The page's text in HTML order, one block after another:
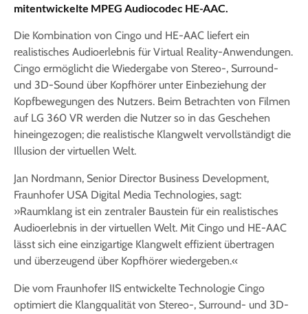
mitentwickelte MPEG Audiocodec HE-AAC.
Die Kombination von Cingo und HE-AAC liefert ein
realistisches Audioerlebnis für Virtual Reality-Anwendungen.
Cingo ermöglicht die Wiedergabe von Stereo-, Surround-
und 3D-Sound über Kopfhörer unter Einbeziehung der
Kopfbewegungen des Nutzers. Beim Betrachten von Filmen
auf LG 360 VR werden die Nutzer so in das Geschehen
hineingezogen; die realistische Klangwelt vervollständigt die
Illusion der virtuellen Welt.
Jan Nordmann, Senior Director Business Development,
Fraunhofer USA Digital Media Technologies, sagt:
»Raumklang ist ein zentraler Baustein für ein realistisches
Audioerlebnis in der virtuellen Welt. Mit Cingo und HE-AAC
lässt sich eine einzigartige Klangwelt effizient übertragen
und überzeugend über Kopfhörer wiedergeben.«
Die vom Fraunhofer IIS entwickelte Technologie Cingo
optimiert die Klangqualität von Stereo-, Surround- und 3D-